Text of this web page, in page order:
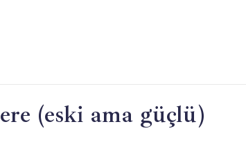
(eski ama güçlü)